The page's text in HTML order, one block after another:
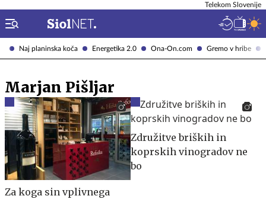
Naj planinska koča Energetika 2.0 Ona-On.com Gremo v hribe
Telekom Slovenije
Marjan Pišljar
Za koga sin vplivnega
Združitve briških in
koprskih vinogradov ne
bo